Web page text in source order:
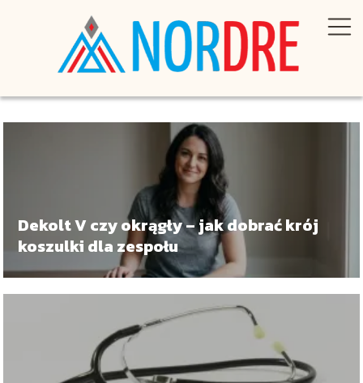
Dekolt V czy okrągły – jak dobrać krój
koszulki dla zespołu